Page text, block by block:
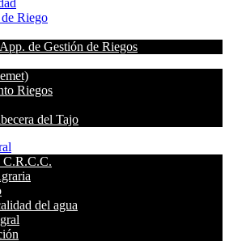
Riego
de Gestión de Riegos
Riegos
del Tajo
C.R.C.C.
del agua